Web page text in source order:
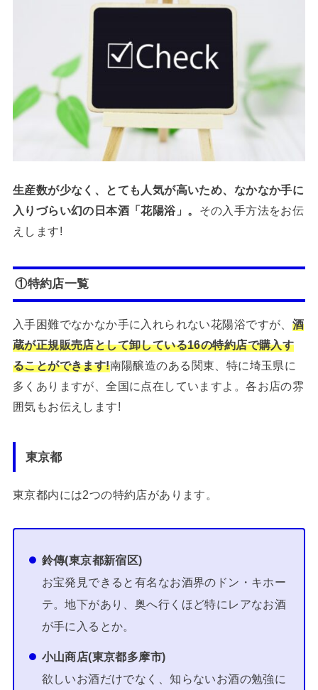
生産数が少なく、とても人気が高いため、なかなか手に
入りづらい幻の日本酒「花陽浴」。 その入手方法をお伝
えします!
①特約店一覧
入手困難でなかなか手に入れられない花陽浴ですが、 酒
蔵が正規販売店として卸している16の特約店で購入す
ることができます!南陽醸造のある関東、特に埼玉県に
多くありますが、全国に点在していますよ。各お店の雰
囲気もお伝えします!
東京都
東京都内には2つの特約店があります。
鈴傳(東京都新宿区)
お宝発見できると有名なお酒界のドン・キホー
テ。地下があり、奥へ行くほど特にレアなお酒
が手に入るとか。
小山商店(東京都多摩市)
欲しいお酒だけでなく、知らないお酒の勉強に